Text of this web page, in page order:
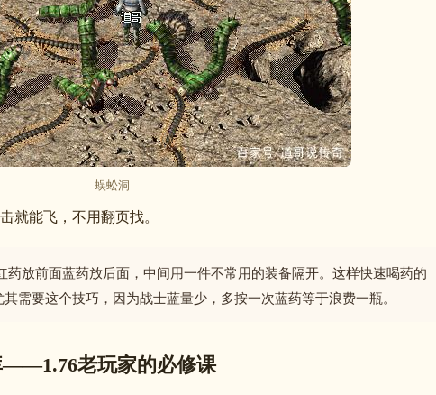
蜈蚣洞
就能飞，不用翻页找。
药放前面蓝药放后面，中间用一件不常用的装备隔开。这样快速喝药的
要这个技巧，因为战士蓝量少，多按一次蓝药等于浪费一瓶。
——1.76老玩家的必修课